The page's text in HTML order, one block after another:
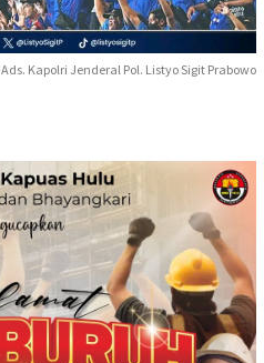
Ads. Kapolri Jenderal Pol. Listyo Sigit Prabowo